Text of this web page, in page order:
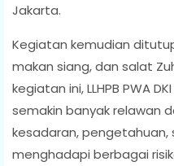
Jakarta.
Kegiatan kemudian
makan siang, dan salat
kegiatan ini, LLHPB PWA
semakin banyak relawan
kesadaran,
menghadapi berbagai